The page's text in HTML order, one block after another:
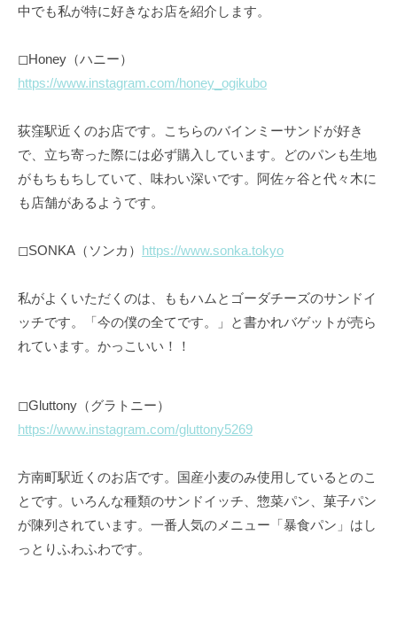
中でも私が特に好きなお店を紹介します。
◻︎Honey（ハニー）
https://www.instagram.com/honey_ogikubo
荻窪駅近くのお店です。こちらのバインミーサンドが好き
で、立ち寄った際には必ず購入しています。どのパンも生地
がもちもちしていて、味わい深いです。阿佐ヶ谷と代々木に
も店舗があるようです。
◻︎SONKA（ソンカ） https://www.sonka.tokyo
私がよくいただくのは、ももハムとゴーダチーズのサンドイ
ッチです。「今の僕の全てです。」と書かれバゲットが売ら
れています。かっこいい！！
◻︎Gluttony（グラトニー）
https://www.instagram.com/gluttony5269
方南町駅近くのお店です。国産小麦のみ使用しているとのこ
とです。いろんな種類のサンドイッチ、惣菜パン、菓子パン
が陳列されています。一番人気のメニュー「暴食パン」はし
っとりふわふわです。